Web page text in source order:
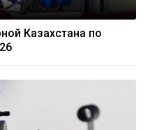
Казахстана по